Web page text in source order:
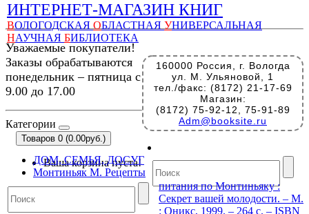
ИНТЕРНЕТ-МАГАЗИН КНИГ
ВОЛОГОДСКАЯ ОБЛАСТНАЯ УНИВЕРСАЛЬНАЯ
НАУЧНАЯ БИБЛИОТЕКА
160000 Россия, г. Вологда
ул. М. Ульяновой, 1
тел./факс: (8172) 21-17-69
Магазин:
(8172) 75-92-12, 75-91-89
Adm@booksite.ru
Уважаемые покупатели!
Заказы обрабатываются
понедельник – пятница с
9.00 до 17.00
Категории
Товаров 0 (0.00руб.)
Ваша корзина пуста!
ДОМ, СЕМЬЯ, ДОСУГ
Монтиньяк М. Рецепты
питания по Монтиньяку :
Секрет вашей молодости. – М.
: Оникс, 1999. – 264 с. – ISBN